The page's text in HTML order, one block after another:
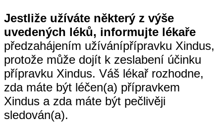
Jestliže užíváte některý z výše
uvedených léků, informujte lékaře
předzahájením užívánípřípravku Xindus,
protože může dojít k zeslabení účinku
přípravku Xindus. Váš lékař rozhodne,
zda máte být léčen(a) přípravkem
Xindus a zda máte být pečlivěji
sledován(a).